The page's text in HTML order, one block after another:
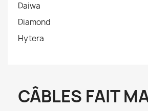
Daiwa
Diamond
Hytera
CÂBLES FAIT